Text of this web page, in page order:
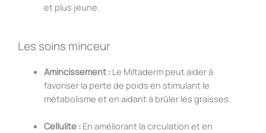
et plus jeune.
Les soins minceur
Amincissement :Le Miltaderm peut aider à
favoriser la perte de poids en stimulant le
métabolisme et en aidant à brûler les graisses.
Cellulite :En améliorant la circulation et en